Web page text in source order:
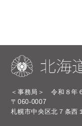
＜事務局＞ 令和８年
〒060-0007
札幌市中央区北７条西